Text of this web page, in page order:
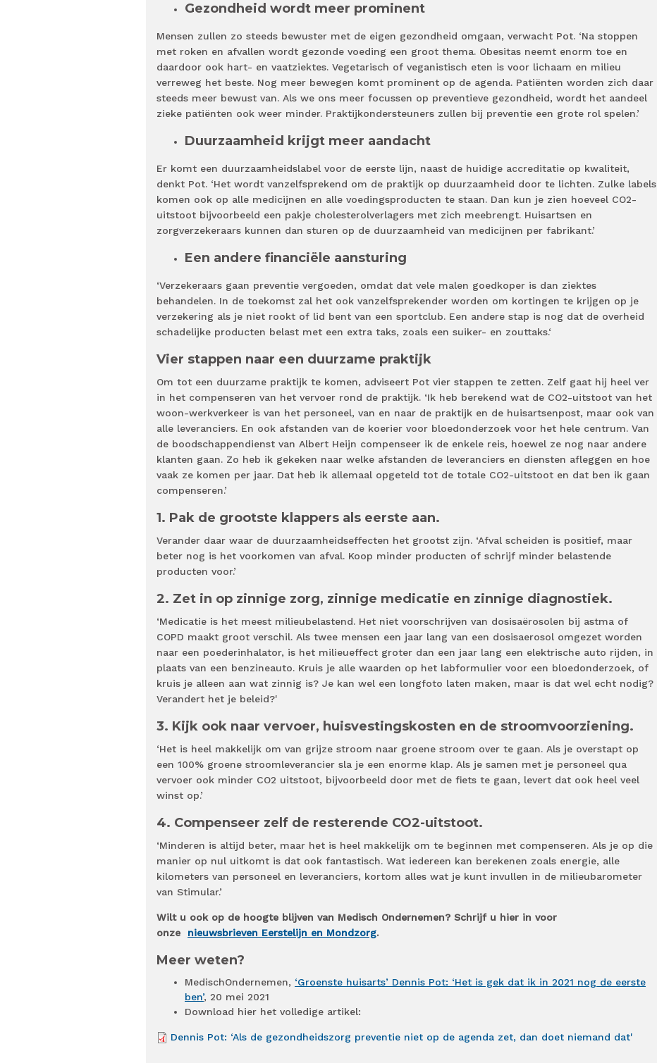
Gezondheid wordt meer prominent
Mensen zullen zo steeds bewuster met de eigen gezondheid omgaan, verwacht Pot. ‘Na stoppen
met roken en afvallen wordt gezonde voeding een groot thema. Obesitas neemt enorm toe en
daardoor ook hart- en vaatziektes. Vegetarisch of veganistisch eten is voor lichaam en milieu
verreweg het beste. Nog meer bewegen komt prominent op de agenda. Patiënten worden zich daar
steeds meer bewust van. Als we ons meer focussen op preventieve gezondheid, wordt het aandeel
zieke patiënten ook weer minder. Praktijkondersteuners zullen bij preventie een grote rol spelen.’
Duurzaamheid krijgt meer aandacht
Er komt een duurzaamheidslabel voor de eerste lijn, naast de huidige accreditatie op kwaliteit,
denkt Pot. ‘Het wordt vanzelfsprekend om de praktijk op duurzaamheid door te lichten. Zulke labels
komen ook op alle medicijnen en alle voedingsproducten te staan. Dan kun je zien hoeveel CO2-
uitstoot bijvoorbeeld een pakje cholesterolverlagers met zich meebrengt. Huisartsen en
zorgverzekeraars kunnen dan sturen op de duurzaamheid van medicijnen per fabrikant.’
Een andere financiële aansturing
‘Verzekeraars gaan preventie vergoeden, omdat dat vele malen goedkoper is dan ziektes
behandelen. In de toekomst zal het ook vanzelfsprekender worden om kortingen te krijgen op je
verzekering als je niet rookt of lid bent van een sportclub. Een andere stap is nog dat de overheid
schadelijke producten belast met een extra taks, zoals een suiker- en zouttaks.‘
Vier stappen naar een duurzame praktijk
Om tot een duurzame praktijk te komen, adviseert Pot vier stappen te zetten. Zelf gaat hij heel ver
in het compenseren van het vervoer rond de praktijk. ‘Ik heb berekend wat de CO2-uitstoot van het
woon-werkverkeer is van het personeel, van en naar de praktijk en de huisartsenpost, maar ook van
alle leveranciers. En ook afstanden van de koerier voor bloedonderzoek voor het hele centrum. Van
de boodschappendienst van Albert Heijn compenseer ik de enkele reis, hoewel ze nog naar andere
klanten gaan. Zo heb ik gekeken naar welke afstanden de leveranciers en diensten afleggen en hoe
vaak ze komen per jaar. Dat heb ik allemaal opgeteld tot de totale CO2-uitstoot en dat ben ik gaan
compenseren.’
1. Pak de grootste klappers als eerste aan.
Verander daar waar de duurzaamheidseffecten het grootst zijn. ‘Afval scheiden is positief, maar
beter nog is het voorkomen van afval. Koop minder producten of schrijf minder belastende
producten voor.’
2. Zet in op zinnige zorg, zinnige medicatie en zinnige diagnostiek.
‘Medicatie is het meest milieubelastend. Het niet voorschrijven van dosisaërosolen bij astma of
COPD maakt groot verschil. Als twee mensen een jaar lang van een dosisaerosol omgezet worden
naar een poederinhalator, is het milieueffect groter dan een jaar lang een elektrische auto rijden, in
plaats van een benzineauto. Kruis je alle waarden op het labformulier voor een bloedonderzoek, of
kruis je alleen aan wat zinnig is? Je kan wel een longfoto laten maken, maar is dat wel echt nodig?
Verandert het je beleid?'
3. Kijk ook naar vervoer, huisvestingskosten en de stroomvoorziening.
‘Het is heel makkelijk om van grijze stroom naar groene stroom over te gaan. Als je overstapt op
een 100% groene stroomleverancier sla je een enorme klap. Als je samen met je personeel qua
vervoer ook minder CO2 uitstoot, bijvoorbeeld door met de fiets te gaan, levert dat ook heel veel
winst op.’
4. Compenseer zelf de resterende CO2-uitstoot.
‘Minderen is altijd beter, maar het is heel makkelijk om te beginnen met compenseren. Als je op die
manier op nul uitkomt is dat ook fantastisch. Wat iedereen kan berekenen zoals energie, alle
kilometers van personeel en leveranciers, kortom alles wat je kunt invullen in de milieubarometer
van Stimular.’
Wilt u ook op de hoogte blijven van Medisch Ondernemen? Schrijf u hier in voor
onze nieuwsbrieven Eerstelijn en Mondzorg.
Meer weten?
MedischOndernemen, ‘Groenste huisarts’ Dennis Pot: ‘Het is gek dat ik in 2021 nog de eerste
ben’, 20 mei 2021
Download hier het volledige artikel:
Dennis Pot: ‘Als de gezondheidszorg preventie niet op de agenda zet, dan doet niemand dat'